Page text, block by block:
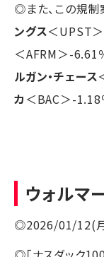
◎また、この規
ングス＜UPST
＜AFRM＞-6.61
ルガン・チェース
カ ＜BAC＞-1.18
ウォルマ
◎2026/01/12(